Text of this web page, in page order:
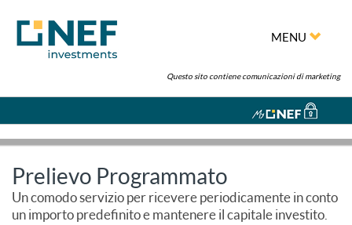
MENU
Questo sito contiene comunicazioni di marketing
Prelievo Programmato
Un comodo servizio per ricevere periodicamente in conto
un importo predefinito e mantenere il capitale investito.